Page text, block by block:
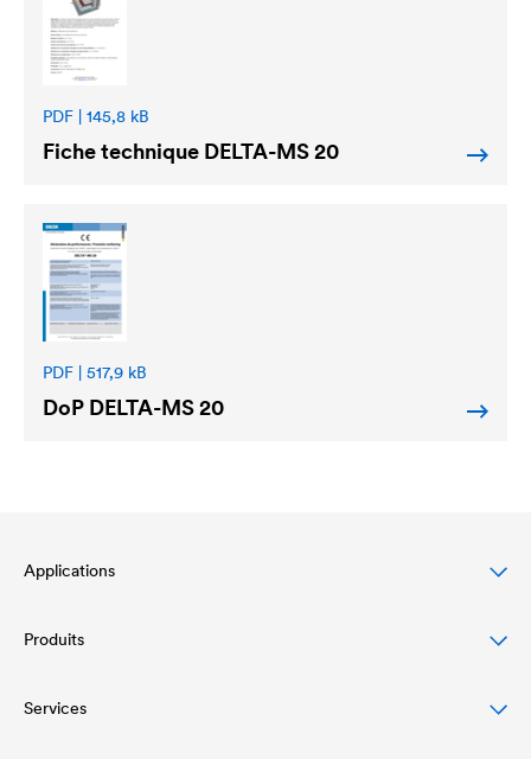
PDF | 145,8 kB
Fiche technique DELTA-MS 20
PDF | 517,9 kB
DoP DELTA-MS 20
Applications
Protection des toitures en pente
Protection et conception des façades
Produits
Écrans de sous-toiture
Services